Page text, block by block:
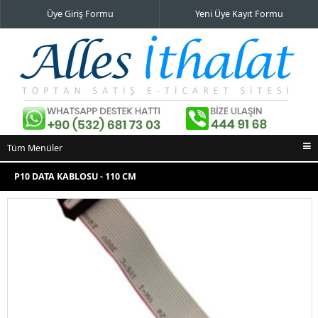
Üye Giriş Formu Yeni Üye Kayıt Formu
Tüm Menüler
Ana Sayfa
İndirimli Ürünler
P10 DATA KABLOSU - 110 CM